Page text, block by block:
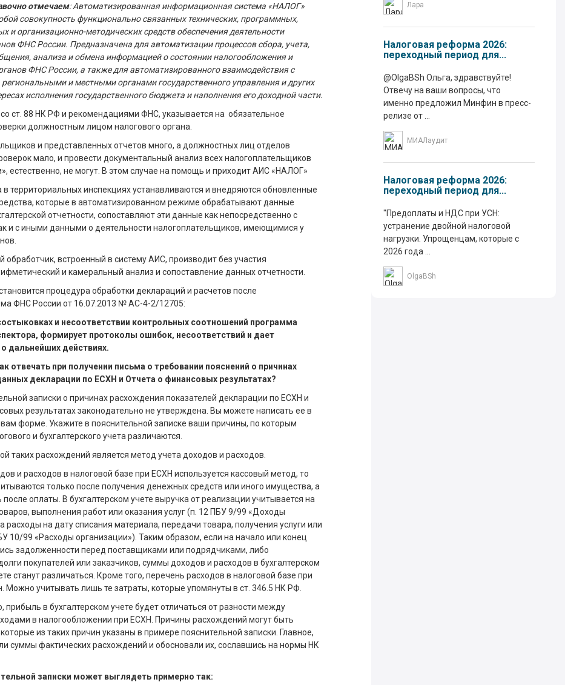
отмечаем: Автоматизированная информационная система «НАЛОГ»
совокупность функционально связанных технических, программных,
и организационно-методических средств обеспечения деятельности
ФНС России. Предназначена для автоматизации процессов сбора, учета,
анализа и обмена информацией о состоянии налогообложения и
ФНС России, а также для автоматизированного взаимодействия с
и местными органами государственного управления и других
исполнения государственного бюджета и наполнения его доходной части.
со ст. 88 НК РФ и рекомендациями ФНС, указывается на обязательное
должностным лицом налогового органа.
и представленных отчетов много, а должностных лиц отделов
мало, и провести документальный анализ всех налогоплательщиков
естественно, не могут. В этом случае на помощь и приходит АИС «НАЛОГ»
в территориальных инспекциях устанавливаются и внедряются обновленные
которые в автоматизированном режиме обрабатывают данные
отчетности, сопоставляют эти данные как непосредственно с
и с иными данными о деятельности налогоплательщиков, имеющимися у
обработчик, встроенный в систему АИС, производит без участия
и камеральный анализ и сопоставление данных отчетности.
процедура обработки деклараций и расчетов после
ФНС России от 16.07.2013 № АС-4-2/12705:
и несоответствии контрольных соотношений программа
формирует протоколы ошибок, несоответствий и дает
дальнейших действиях.
отвечать при получении письма о требовании пояснений о причинах
декларации по ЕСХН и Отчета о финансовых результатах?
записки о причинах расхождения показателей декларации по ЕСХН и
результатах законодательно не утверждена. Вы можете написать ее в
форме. Укажите в пояснительной записке ваши причины, по которым
и бухгалтерского учета различаются.
таких расхождений является метод учета доходов и расходов.
и расходов в налоговой базе при ЕСХН используется кассовый метод, то
только после получения денежных средств или иного имущества, а
оплаты. В бухгалтерском учете выручка от реализации учитывается на
выполнения работ или оказания услуг (п. 12 ПБУ 9/99 «Доходы
расходы на дату списания материала, передачи товара, получения услуги или
10/99 «Расходы организации»). Таким образом, если на начало или конец
задолженности перед поставщиками или подрядчиками, либо
покупателей или заказчиков, суммы доходов и расходов в бухгалтерском
станут различаться. Кроме того, перечень расходов в налоговой базе при
Можно учитывать лишь те затраты, которые упомянуты в ст. 346.5 НК РФ.
прибыль в бухгалтерском учете будет отличаться от разности между
в налогообложении при ЕСХН. Причины расхождений могут быть
из таких причин указаны в примере пояснительной записки. Главное,
суммы фактических расхождений и обосновали их, сославшись на нормы НК
записки может выглядеть примерно так:
Лара
Налоговая реформа 2026:
переходный период для...
@OlgaBSh Ольга, здравствуйте!
Отвечу на ваши вопросы, что
именно предложил Минфин в пресс-
релизе от ...
МИАЛаудит
Налоговая реформа 2026:
переходный период для...
"Предоплаты и НДС при УСН:
устранение двойной налоговой
нагрузки. Упрощенцам, которые с
2026 года ...
OlgaBSh